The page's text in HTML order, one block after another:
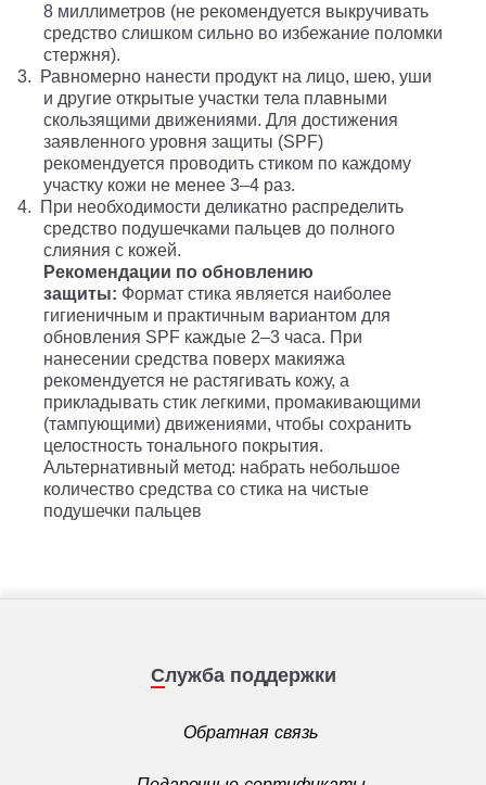
8 миллиметров (не рекомендуется выкручивать
средство слишком сильно во избежание поломки
стержня).
3.
Равномерно нанести продукт на лицо, шею, уши
и другие открытые участки тела плавными
скользящими движениями. Для достижения
заявленного уровня защиты (SPF)
рекомендуется проводить стиком по каждому
участку кожи не менее 3–4 раз.
4.
При необходимости деликатно распределить
средство подушечками пальцев до полного
слияния с кожей.
Рекомендации по обновлению
защиты: Формат стика является наиболее
гигиеничным и практичным вариантом для
обновления SPF каждые 2–3 часа. При
нанесении средства поверх макияжа
рекомендуется не растягивать кожу, а
прикладывать стик легкими, промакивающими
(тампующими) движениями, чтобы сохранить
целостность тонального покрытия.
Альтернативный метод: набрать небольшое
количество средства со стика на чистые
подушечки пальцев
Служба поддержки
Обратная связь